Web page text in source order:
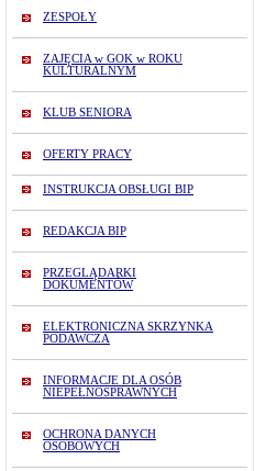
ZESPOŁY
ZAJĘCIA w GOK w ROKU
KULTURALNYM
KLUB SENIORA
OFERTY PRACY
INSTRUKCJA OBSŁUGI BIP
REDAKCJA BIP
PRZEGLĄDARKI
DOKUMENTÓW
ELEKTRONICZNA SKRZYNKA
PODAWCZA
INFORMACJE DLA OSÓB
NIEPEŁNOSPRAWNYCH
OCHRONA DANYCH
OSOBOWYCH